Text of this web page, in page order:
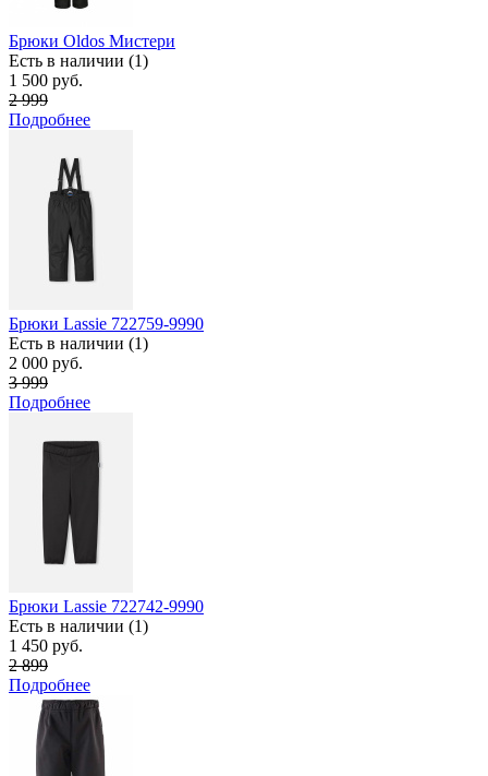
Брюки Oldos Мистери
Есть в наличии (1)
1 500 руб.
2 999
Подробнее
Брюки Lassie 722759-9990
Есть в наличии (1)
2 000 руб.
3 999
Подробнее
Брюки Lassie 722742-9990
Есть в наличии (1)
1 450 руб.
2 899
Подробнее